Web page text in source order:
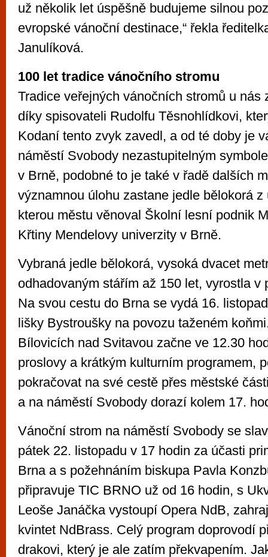
už několik let úspěšně budujeme silnou
evropské vánoční destinace,“ řekla
Janulíková.
100 let tradice vánočního stromu
Tradice veřejných vánočních stromů u nás
díky spisovateli Rudolfu Těsnohlídkovi,
Kodaní tento zvyk zavedl, a od té doby je
náměstí Svobody nezastupitelným
v Brně, podobné to je také v řadě dalších
významnou úlohu zastane jedle bělokorá
kterou městu věnoval Školní lesní podnik
Křtiny Mendelovy univerzity v Brně.
Vybraná jedle bělokorá, vysoká dvacet
odhadovaným stářím až 150 let, vyrostla v
Na svou cestu do Brna se vydá 16.
lišky Bystroušky na povozu taženém
Bílovicích nad Svitavou začne ve 12.30
proslovy a krátkým kulturním programem,
pokračovat na své cestě přes městské
a na náměstí Svobody dorazí kolem 17.
Vánoční strom na náměstí Svobody se
pátek 22. listopadu v 17 hodin za účasti
Brna a s požehnáním biskupa Pavla
připravuje TIC BRNO už od 16 hodin, s
Leoše Janáčka vystoupí Opera NdB,
kvintet NdBrass. Celý program doprovodí
drakovi, který je ale zatím překvapením.